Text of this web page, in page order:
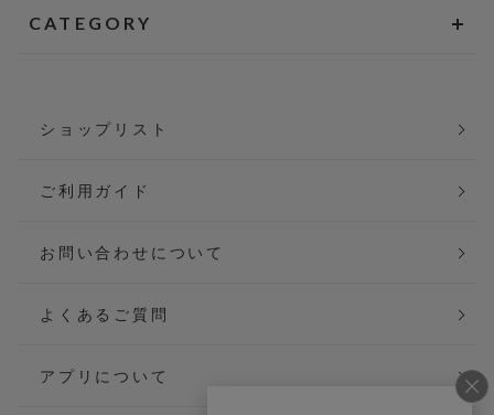
CATEGORY
ショップリスト
ご利用ガイド
お問い合わせについて
よくあるご質問
アプリについて